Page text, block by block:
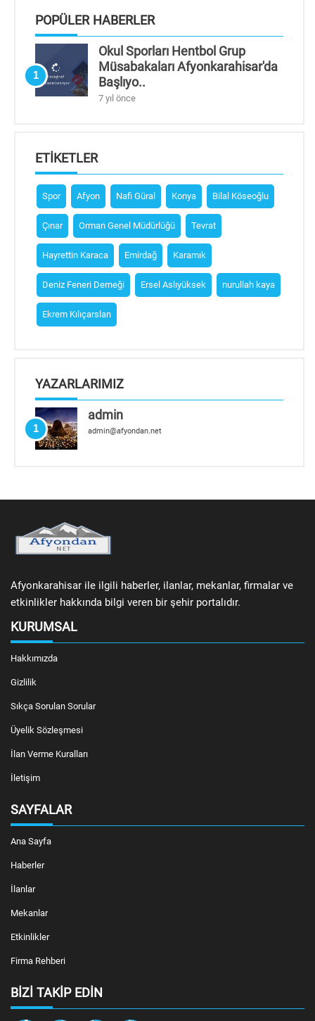
POPÜLER HABERLER
1
Okul Sporları Hentbol Grup
Müsabakaları Afyonkarahisar'da
Başlıyo..
7 yıl önce
ETIKETLER
Spor Afyon Nafi Güral Konya Bilal Köseoğlu
Çınar Orman Genel Müdürlüğü Tevrat
Hayrettin Karaca Emirdağ Karamık
Deniz Feneri Derneği Ersel Aslıyüksek nurullah kaya
Ekrem Kılıçarslan
YAZARLARIMIZ
1
admin
admin@afyondan.net
Afyonkarahisar ile ilgili haberler, ilanlar, mekanlar, firmalar ve
etkinlikler hakkında bilgi veren bir şehir portalıdır.
KURUMSAL
Hakkımızda
Gizlilik
Sıkça Sorulan Sorular
Üyelik Sözleşmesi
İlan Verme Kuralları
İletişim
SAYFALAR
Ana Sayfa
Haberler
İlanlar
Mekanlar
Etkinlikler
Firma Rehberi
BIZI TAKIP EDIN